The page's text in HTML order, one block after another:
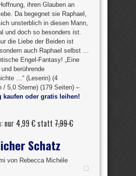
ihren Glauben an
Da begegnet sie Raphael,
unsterblich in diesen Mann,
und doch so besonders ist.
die Liebe der Beiden ist
auch Raphael selbst …
Engel-Fantasy! „Eine
berührende
…“ (Leserin) (4
/ 5,0 Sterne) (179 Seiten) –
kaufen oder gratis leihen!
nur 4,99 € statt 7,99 €
Schatz
von Rebecca Michéle